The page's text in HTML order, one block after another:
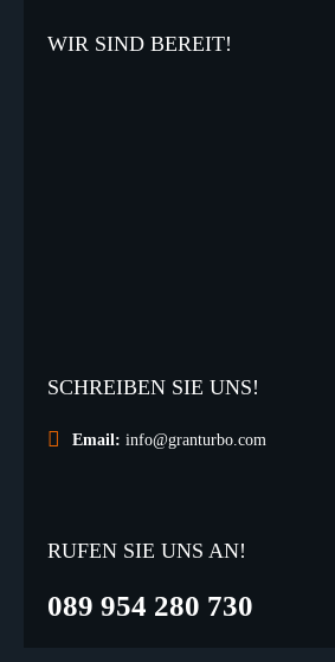
WIR SIND BEREIT!
SCHREIBEN SIE UNS!
Email: info@granturbo.com
RUFEN SIE UNS AN!
089 954 280 730